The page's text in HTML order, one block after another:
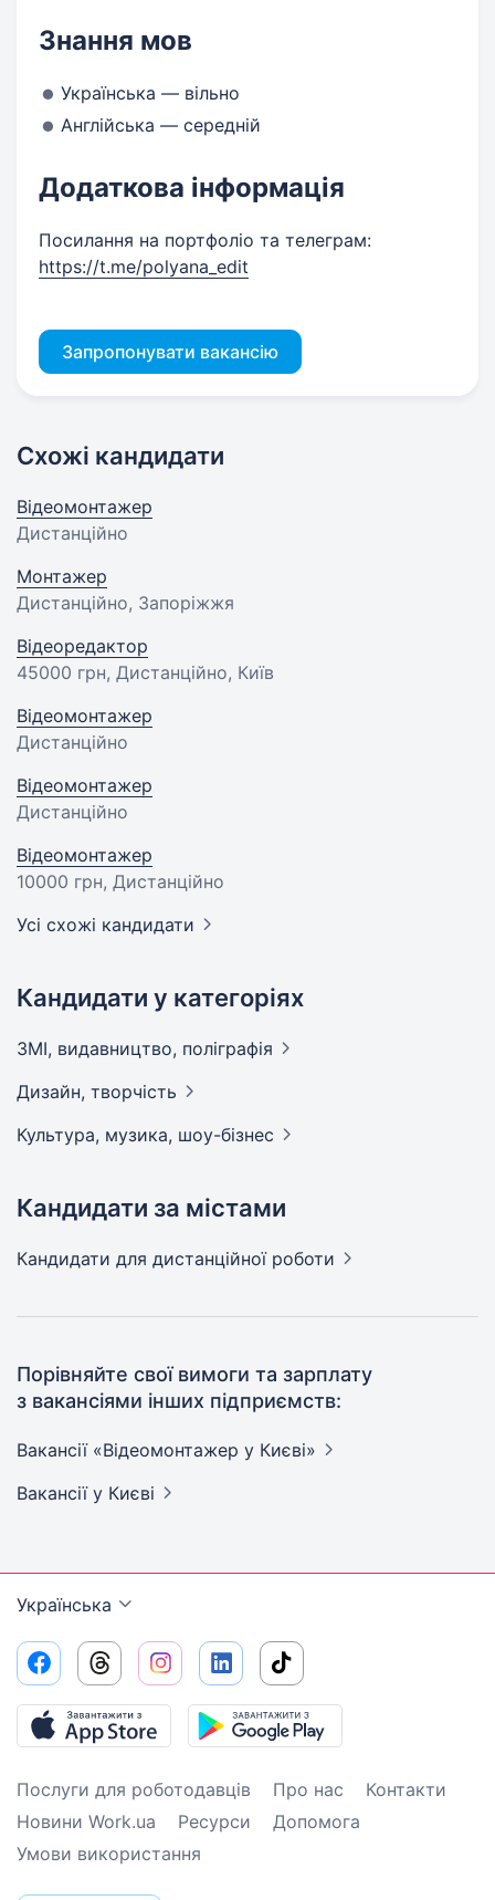
Знання мов
Українська — вільно
Англійська — середній
Додаткова інформація
Посилання на портфоліо та телеграм:
https://t.me/polyana_edit
Запропонувати вакансію
Схожі кандидати
Відеомонтажер
Дистанційно
Монтажер
Дистанційно, Запоріжжя
Відеоредактор
45000 грн, Дистанційно, Київ
Відеомонтажер
Дистанційно
Відеомонтажер
Дистанційно
Відеомонтажер
10000 грн, Дистанційно
Усі схожі кандидати
Кандидати у категоріях
ЗМІ, видавництво, поліграфія
Дизайн, творчість
Культура, музика, шоу-бізнес
Кандидати за містами
Кандидати для дистанційної роботи
Порівняйте свої вимоги та зарплату
з вакансіями інших підприємств:
Вакансії «Відеомонтажер у Києві»
Вакансії у Києві
Українська
Послуги для роботодавців Про нас
Контакти
Новини Work.ua
Ресурси
Допомога
Умови використання